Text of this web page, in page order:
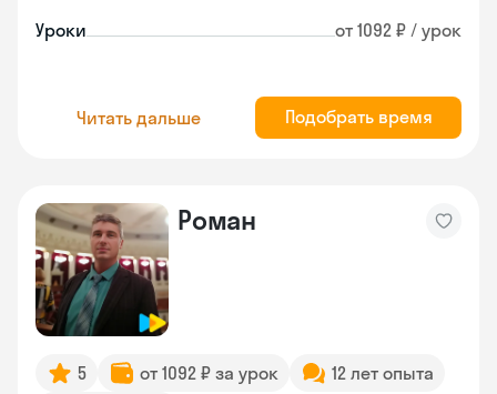
Уроки от 1092 ₽ / урок
Читать дальше Подобрать время
Роман
5 от 1092 ₽ за урок
12 лет опыта